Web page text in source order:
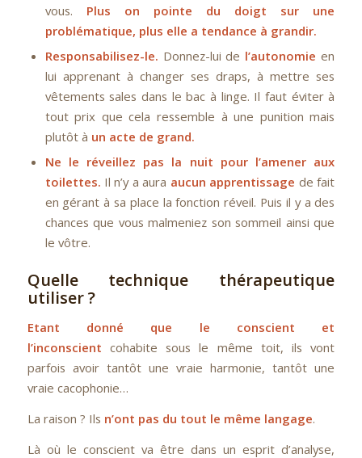
vous. Plus on pointe du doigt sur une
problématique, plus elle a tendance à grandir.
Responsabilisez-le. Donnez-lui de l’autonomie en
lui apprenant à changer ses draps, à mettre ses
vêtements sales dans le bac à linge. Il faut éviter à
tout prix que cela ressemble à une punition mais
plutôt à un acte de grand.
Ne le réveillez pas la nuit pour l’amener aux
toilettes. Il n’y a aura aucun apprentissage de fait
en gérant à sa place la fonction réveil. Puis il y a des
chances que vous malmeniez son sommeil ainsi que
le vôtre.
Quelle technique thérapeutique
utiliser ?
Etant donné que le conscient et
l’inconscient cohabite sous le même toit, ils vont
parfois avoir tantôt une vraie harmonie, tantôt une
vraie cacophonie…
La raison ? Ils n’ont pas du tout le même langage.
Là où le conscient va être dans un esprit d’analyse,